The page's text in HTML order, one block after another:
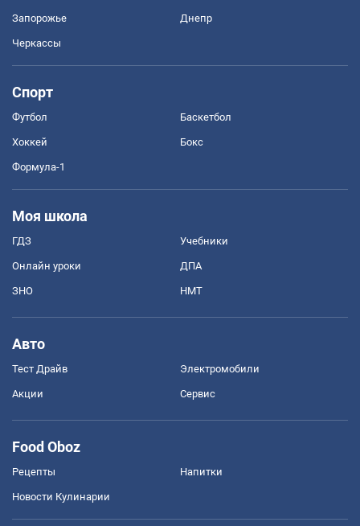
Запорожье Днепр
Черкассы
Спорт
Футбол Баскетбол
Хоккей Бокс
Формула-1
Моя школа
ГДЗ Учебники
Онлайн уроки ДПА
ЗНО НМТ
Авто
Тест Драйв Электромобили
Акции Сервис
Food Oboz
Рецепты Напитки
Новости Кулинарии